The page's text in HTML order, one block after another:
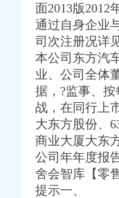
（工商注册）
）
工商注册）
（工商注册）
面2013版2012
通过自身企业
司次注册况详
本公司东方汽
业、公司全体
据，?监事、
战，在同行上
大东方股份、
商业大厦大东
公司年年度
舍会智库【零
提示一、